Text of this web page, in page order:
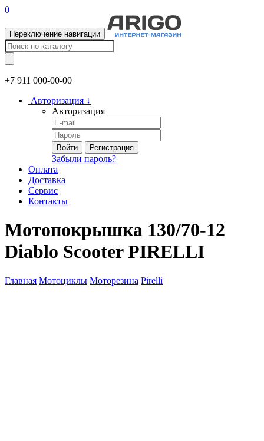
0
Переключение навигации
+7 911 000-00-00
Авторизация ↓
Авторизация
Войти Регистрация
Забыли пароль?
Оплата
Доставка
Сервис
Контакты
Мотопокрышка 130/70-12
Diablo Scooter PIRELLI
Главная Мотоциклы Моторезина Pirelli